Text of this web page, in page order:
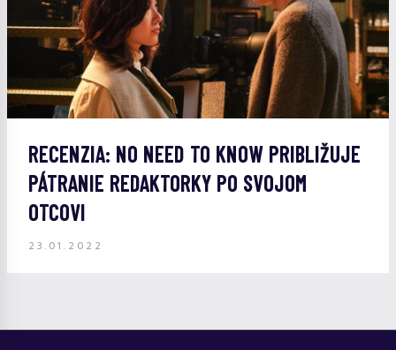
RECENZIA: NO NEED TO KNOW PRIBLIŽUJE
PÁTRANIE REDAKTORKY PO SVOJOM
OTCOVI
23.01.2022